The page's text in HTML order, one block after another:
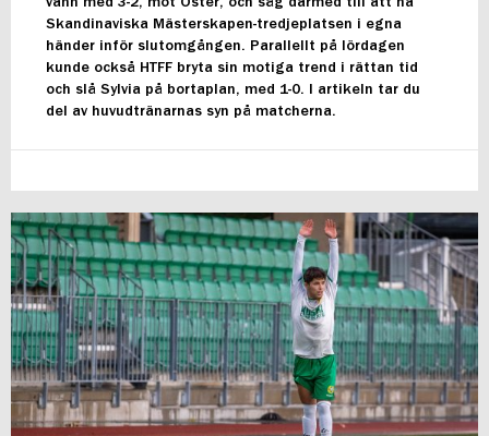
Skandinaviska Mästerskapen-tredjeplatsen i egna
händer inför slutomgången. Parallellt på lördagen
kunde också HTFF bryta sin motiga trend i rättan tid
och slå Sylvia på bortaplan, med 1-0. I artikeln tar du
del av huvudtränarnas syn på matcherna.